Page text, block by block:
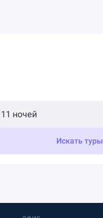
Искать туры